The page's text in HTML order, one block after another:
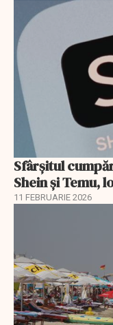
Sfârșitul
Shein și Temu,
11 FEBRUARIE 2026